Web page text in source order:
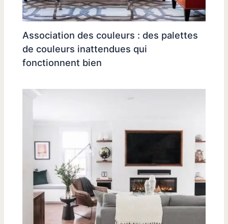
Association des couleurs : des palettes
de couleurs inattendues qui
fonctionnent bien